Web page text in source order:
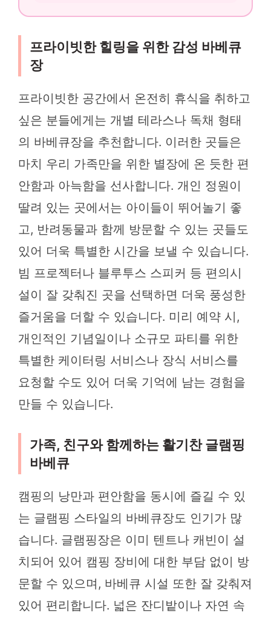
프라이빗한 힐링을 위한 감성 바베큐
장
프라이빗한 공간에서 온전히 휴식을 취하고
싶은 분들에게는 개별 테라스나 독채 형태
의 바베큐장을 추천합니다. 이러한 곳들은
마치 우리 가족만을 위한 별장에 온 듯한 편
안함과 아늑함을 선사합니다. 개인 정원이
딸려 있는 곳에서는 아이들이 뛰어놀기 좋
고, 반려동물과 함께 방문할 수 있는 곳들도
있어 더욱 특별한 시간을 보낼 수 있습니다.
빔 프로젝터나 블루투스 스피커 등 편의시
설이 잘 갖춰진 곳을 선택하면 더욱 풍성한
즐거움을 더할 수 있습니다. 미리 예약 시,
개인적인 기념일이나 소규모 파티를 위한
특별한 케이터링 서비스나 장식 서비스를
요청할 수도 있어 더욱 기억에 남는 경험을
만들 수 있습니다.
가족, 친구와 함께하는 활기찬 글램핑
바베큐
캠핑의 낭만과 편안함을 동시에 즐길 수 있
는 글램핑 스타일의 바베큐장도 인기가 많
습니다. 글램핑장은 이미 텐트나 캐빈이 설
치되어 있어 캠핑 장비에 대한 부담 없이 방
문할 수 있으며, 바베큐 시설 또한 잘 갖춰져
있어 편리합니다. 넓은 잔디밭이나 자연 속